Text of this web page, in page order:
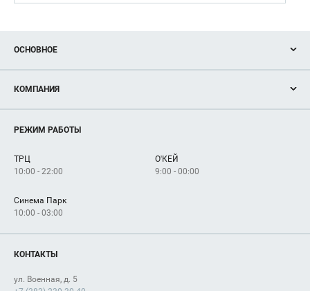
ОСНОВНОЕ
Новости
Магазины
Услуги
КОМПАНИЯ
Рекламодателям
Как добраться
РЕЖИМ РАБОТЫ
ТРЦ
10:00 - 22:00
О'КЕЙ
9:00 - 00:00
Синема Парк
10:00 - 03:00
КОНТАКТЫ
ул. Военная, д. 5